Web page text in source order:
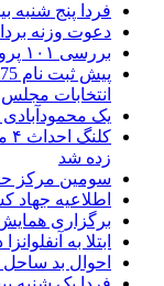
فردا پنج شنبه
دعوت وزنه
بررسی ۱۰۱ پرونده تغییر کاربری غیرمجاز در محمودآباد
انتخابات مجلس
یک
زده شد
سومین مرکز
اطلاعیه
برگزاری همایش
ابتلا به
احوال بد ساحل